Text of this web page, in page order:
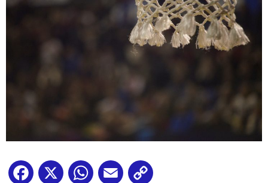
Facebook
X WhatsApp
Email